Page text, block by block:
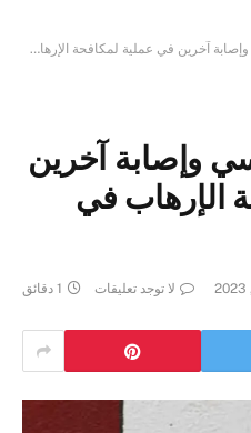
آخرين في عملية لمكافحة الإرهاب في العراق
وإصابة آخرين
الإرهاب في
لا توجد تعليقات 1 دقائق